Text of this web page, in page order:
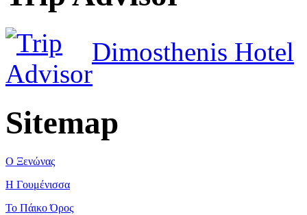
Dimosthenis Hotel
Sitemap
Ο Ξενώνας
Η Γουμένισσα
Το Πάικο Όρος